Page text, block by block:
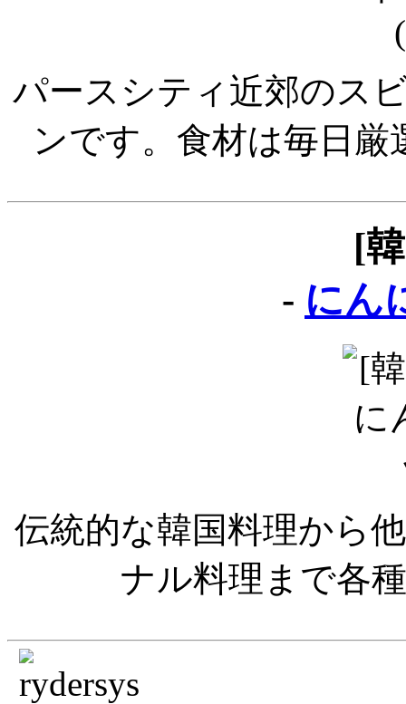
パースシティ近郊のス
ンです。食材は毎日
[
- にん
伝統的な韓国料理から
ナル料理まで各